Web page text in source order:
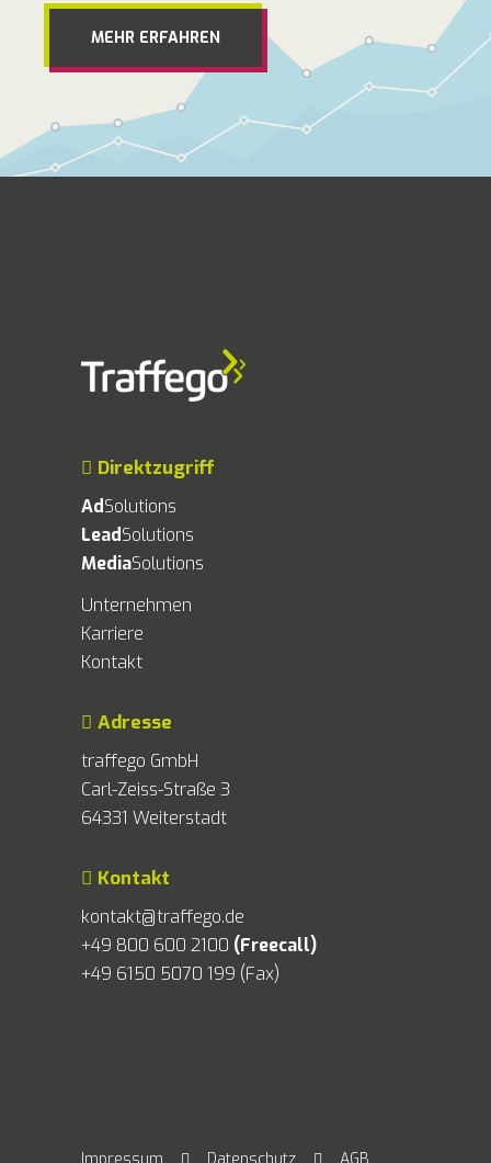
MEHR ERFAHREN
Direktzugriff
AdSolutions
LeadSolutions
MediaSolutions
Unternehmen
Karriere
Kontakt
Adresse
traffego GmbH
Carl-Zeiss-Straße 3
64331 Weiterstadt
Kontakt
kontakt@traffego.de
+49 800 600 2100 (Freecall)
+49 6150 5070 199 (Fax)